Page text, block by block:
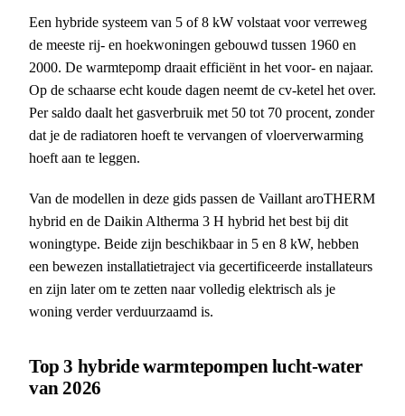
Een hybride systeem van 5 of 8 kW volstaat voor verreweg
de meeste rij- en hoekwoningen gebouwd tussen 1960 en
2000. De warmtepomp draait efficiënt in het voor- en najaar.
Op de schaarse echt koude dagen neemt de cv-ketel het over.
Per saldo daalt het gasverbruik met 50 tot 70 procent, zonder
dat je de radiatoren hoeft te vervangen of vloerverwarming
hoeft aan te leggen.
Van de modellen in deze gids passen de Vaillant aroTHERM
hybrid en de Daikin Altherma 3 H hybrid het best bij dit
woningtype. Beide zijn beschikbaar in 5 en 8 kW, hebben
een bewezen installatietraject via gecertificeerde installateurs
en zijn later om te zetten naar volledig elektrisch als je
woning verder verduurzaamd is.
Top 3 hybride warmtepompen lucht-water
van 2026